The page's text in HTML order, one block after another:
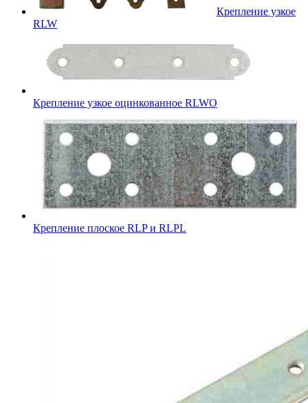
Крепление узкое
RLW
Крепление узкое оцинкованное RLWO
Крепление плоское RLP и RLPL